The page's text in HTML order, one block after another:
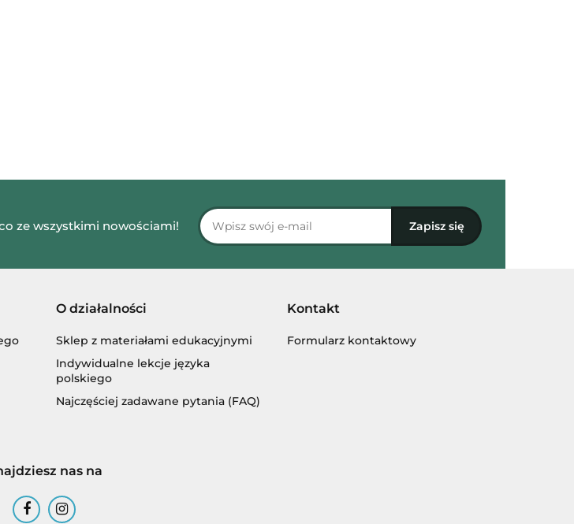
ze wszystkimi nowościami!
O działalności
Sklep z materiałami edukacyjnymi
Indywidualne lekcje języka
polskiego
Najczęściej zadawane pytania (FAQ)
Kontakt
Formularz kontaktowy
nas na